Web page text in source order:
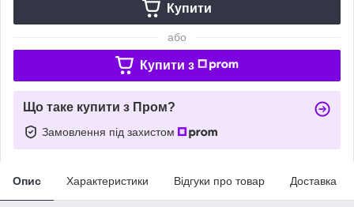
Купити
або
Купити з
Що таке купити з Пром?
Замовлення під захистом
Опис Характеристики Відгуки про товар Доставка